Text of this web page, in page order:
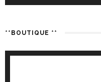
**BOUTIQUE **